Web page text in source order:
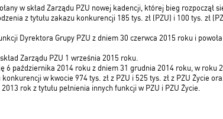
w skład Zarządu PZU nowej kadencji, której bieg rozpoczął
z tytułu zakazu konkurencji 185 tys. zł (PZU) i 100 tys. zł
Dyrektora Grupy PZU z dniem 30 czerwca 2015 roku i
Zarządu PZU 1 września 2015 roku.
6 października 2014 roku z dniem 31 grudnia 2014 roku, w roku
w kwocie 974 tys. zł z PZU i 525 tys. zł z PZU Życie
rok z tytułu pełnienia innych funkcji w PZU i PZU Życie.